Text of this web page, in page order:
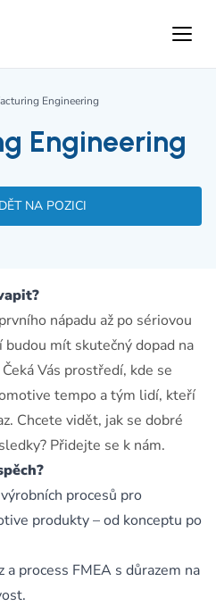
Engineering
Engineering
NA POZICI
nápadu až po sériovou
budou mít skutečný dopad na
Vás prostředí, kde se
tempo a tým lidí, kteří
Chcete vidět, jak se dobré
Přidejte se k nám.
procesů pro
produkty – od konceptu po
process FMEA s důrazem na